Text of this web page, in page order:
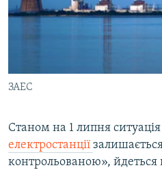
ДЕПОРТАЦІЯ
ВІДЕОУРОКИ «ELIFBE»
УКРАЇНСЬКА ПРОБЛЕМА КРИМУ
ЯК ОБІЙТИ БЛОКУВАННЯ
Qırımtatar
ЗАЕС
Станом на 1 липня
електростанції
контрольованою», йдеться